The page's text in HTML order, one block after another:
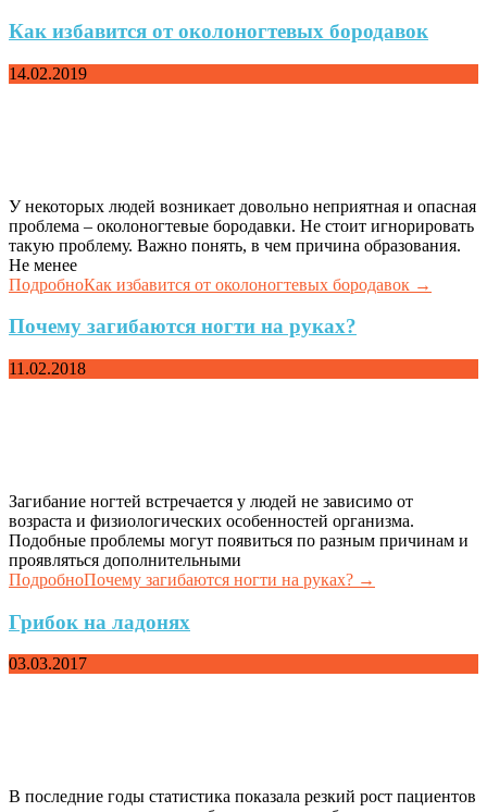
Как избавится от околоногтевых бородавок
14.02.2019
У некоторых людей возникает довольно неприятная и опасная
проблема – околоногтевые бородавки. Не стоит игнорировать
такую проблему. Важно понять, в чем причина образования.
Не менее
ПодробноКак избавится от околоногтевых бородавок →
Почему загибаются ногти на руках?
11.02.2018
Загибание ногтей встречается у людей не зависимо от
возраста и физиологических особенностей организма.
Подобные проблемы могут появиться по разным причинам и
проявляться дополнительными
ПодробноПочему загибаются ногти на руках? →
Грибок на ладонях
03.03.2017
В последние годы статистика показала резкий рост пациентов